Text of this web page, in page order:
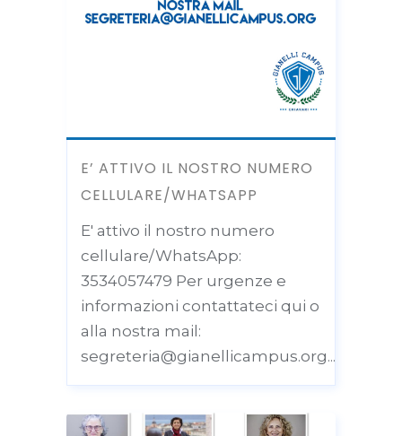
E’ ATTIVO IL NOSTRO NUMERO
CELLULARE/WHATSAPP
E' attivo il nostro numero
cellulare/WhatsApp:
3534057479 Per urgenze e
informazioni contattateci qui o
alla nostra mail:
segreteria@gianellicampus.org...